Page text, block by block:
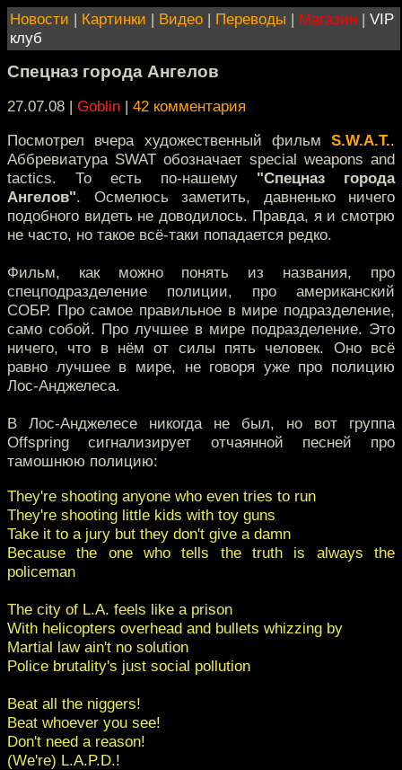
Новости | Картинки | Видео | Переводы | Магазин | VIP
клуб
Спецназ города Ангелов
27.07.08 | Goblin | 42 комментария
Посмотрел вчера художественный фильм S.W.A.T..
Аббревиатура SWAT обозначает special weapons and
tactics. То есть по-нашему "Спецназ города
Ангелов". Осмелюсь заметить, давненько ничего
подобного видеть не доводилось. Правда, я и смотрю
не часто, но такое всё-таки попадается редко.
Фильм, как можно понять из названия, про
спецподразделение полиции, про американский
СОБР. Про самое правильное в мире подразделение,
само собой. Про лучшее в мире подразделение. Это
ничего, что в нём от силы пять человек. Оно всё
равно лучшее в мире, не говоря уже про полицию
Лос-Анджелеса.
В Лос-Анджелесе никогда не был, но вот группа
Offspring сигнализирует отчаянной песней про
тамошнюю полицию:
They're shooting anyone who even tries to run
They're shooting little kids with toy guns
Take it to a jury but they don't give a damn
Because the one who tells the truth is always the
policeman
The city of L.A. feels like a prison
With helicopters overhead and bullets whizzing by
Martial law ain't no solution
Police brutality's just social pollution
Beat all the niggers!
Beat whoever you see!
Don't need a reason!
(We're) L.A.P.D.!